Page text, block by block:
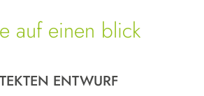
auf einen blick
ENTWURF